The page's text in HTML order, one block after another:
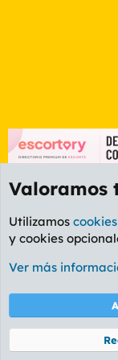
Foro General
Cookies
PL
Community platform by
Valoramos
Utilizamos cookies
y cookies
Ver más